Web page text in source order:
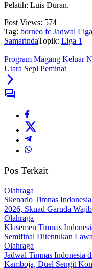
Pelatih: Luis Duran.
Post Views: 574
Tag: borneo fc Jadwal
SamarindaTopik: Liga 1
Program Magang Keluar
Utara Sepi Peminat
Pos Terkait
Olahraga
Skenario Timnas
2026, Skuad Garuda
Olahraga
Klasemen Timnas
Semifinal Ditentukan
Olahraga
Jadwal Timnas Indonesia
Kamboja, Duel Sengit